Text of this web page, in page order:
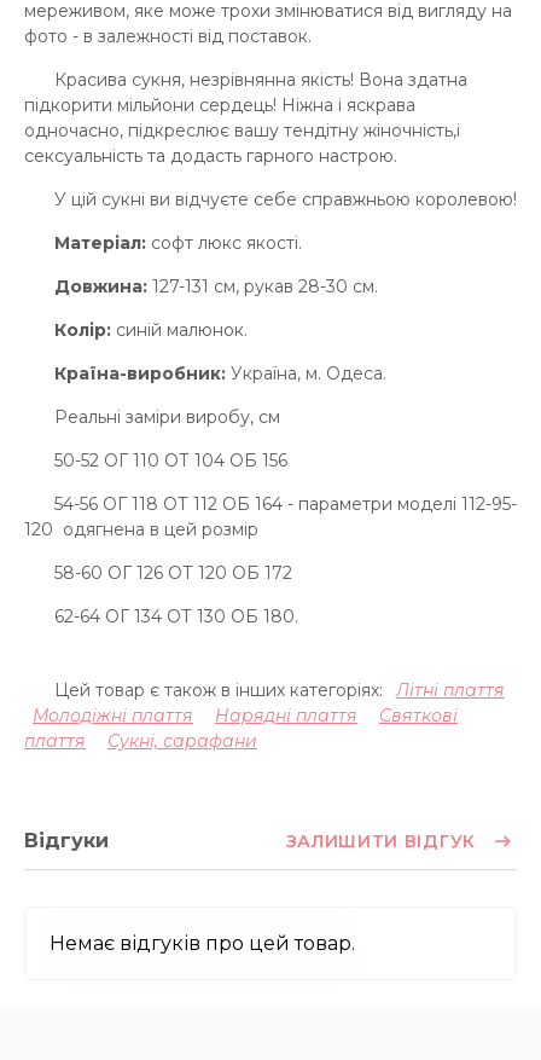
мереживом, яке може трохи змінюватися від вигляду на
фото - в залежності від поставок.
Красива сукня, незрівнянна якість! Вона здатна
підкорити мільйони сердець! Ніжна і яскрава
одночасно, підкреслює вашу тендітну жіночність,і
сексуальність та додасть гарного настрою.
У цій сукні ви відчуєте себе справжньою королевою!
Матеріал: софт люкс якості.
Довжина: 127-131 см, рукав 28-30 см.
Колір: синій малюнок.
Країна-виробник: Україна, м. Одеса.
Реальні заміри виробу, см
50-52 ОГ 110 ОТ 104 ОБ 156
54-56 ОГ 118 ОТ 112 ОБ 164 - параметри моделі 112-95-
120 одягнена в цей розмір
58-60 ОГ 126 ОТ 120 ОБ 172
62-64 ОГ 134 ОТ 130 ОБ 180.
Цей товар є також в інших категоріях:
Літні плаття
Молодіжні плаття
Нарядні плаття
Святкові
плаття
Сукні, сарафани
Відгуки ЗАЛИШИТИ ВІДГУК
Немає відгуків про цей товар.